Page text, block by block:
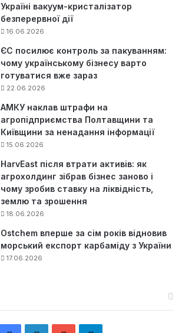
Україні вакуум-кристалізатор
безперервної дії
16.06.2026
ЄС посилює контроль за пакуванням:
чому українському бізнесу варто
готуватися вже зараз
22.06.2026
АМКУ наклав штрафи на
агропідприємства Полтавщини та
Київщини за ненадання інформації
15.06.2026
HarvEast після втрати активів: як
агрохолдинг зібрав бізнес заново і
чому зробив ставку на ліквідність,
землю та зрошення
18.06.2026
Ostchem вперше за сім років відновив
морський експорт карбаміду з України
17.06.2026